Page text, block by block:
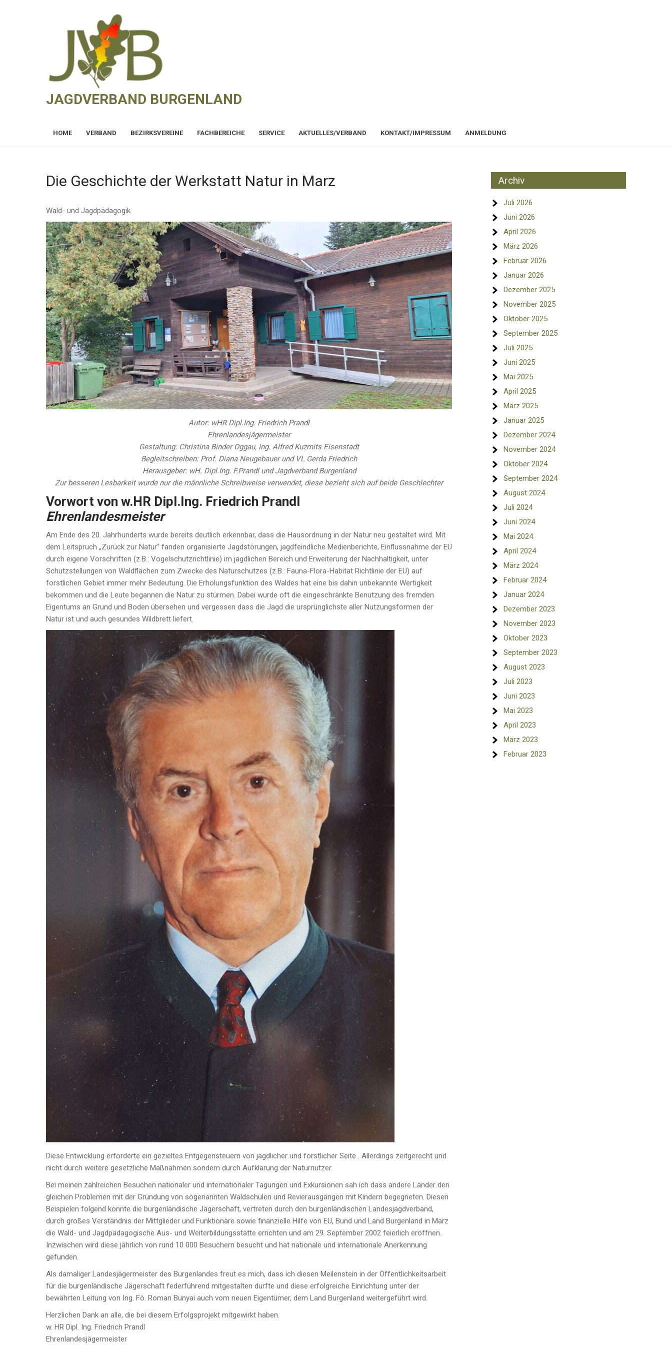
JAGDVERBAND BURGENLAND
HOME VERBAND BEZIRKSVEREINE FACHBEREICHE SERVICE AKTUELLES/VERBAND KONTAKT/IMPRESSUM ANMELDUNG
Die Geschichte der Werkstatt Natur in Marz
Wald- und Jagdpädagogik
Autor: wHR Dipl.Ing. Friedrich Prandl
Ehrenlandesjägermeister
Gestaltung: Christina Binder Oggau, Ing. Alfred Kuzmits Eisenstadt
Begleitschreiben: Prof. Diana Neugebauer und VL Gerda Friedrich
Herausgeber: wH. Dipl.Ing. F.Prandl und Jagdverband Burgenland
Zur besseren Lesbarkeit wurde nur die männliche Schreibweise verwendet, diese bezieht sich auf beide Geschlechter
Vorwort von w.HR Dipl.Ing. Friedrich Prandl
Ehrenlandesmeister
Am Ende des 20. Jahrhunderts wurde bereits deutlich erkennbar, dass die Hausordnung in der Natur neu gestaltet wird. Mit
dem Leitspruch „Zurück zur Natur“ fanden organisierte Jagdstörungen, jagdfeindliche Medienberichte, Einflussnahme der EU
durch eigene Vorschriften (z.B.: Vogelschutzrichtlinie) im jagdlichen Bereich und Erweiterung der Nachhaltigkeit, unter
Schutzstellungen von Waldflächen zum Zwecke des Naturschutzes (z.B.: Fauna-Flora-Habitat Richtlinie der EU) auf
forstlichen Gebiet immer mehr Bedeutung. Die Erholungsfunktion des Waldes hat eine bis dahin unbekannte Wertigkeit
bekommen und die Leute begannen die Natur zu stürmen. Dabei wurde oft die eingeschränkte Benutzung des fremden
Eigentums an Grund und Boden übersehen und vergessen dass die Jagd die ursprünglichste aller Nutzungsformen der
Natur ist und auch gesundes Wildbrett liefert.
Diese Entwicklung erforderte ein gezieltes Entgegensteuern von jagdlicher und forstlicher Seite . Allerdings zeitgerecht und
nicht durch weitere gesetzliche Maßnahmen sondern durch Aufklärung der Naturnutzer.
Bei meinen zahlreichen Besuchen nationaler und internationaler Tagungen und Exkursionen sah ich dass andere Länder den
gleichen Problemen mit der Gründung von sogenannten Waldschulen und Revierausgängen mit Kindern begegneten. Diesen
Beispielen folgend konnte die burgenländische Jägerschaft, vertreten durch den burgenländischen Landesjagdverband,
durch großes Verständnis der Mittglieder und Funktionäre sowie finanzielle Hilfe von EU, Bund und Land Burgenland in Marz
die Wald- und Jagdpädagogische Aus- und Weiterbildungsstätte errichten und am 29. September 2002 feierlich eröffnen.
Inzwischen wird diese jährlich von rund 10 000 Besuchern besucht und hat nationale und internationale Anerkennung
gefunden.
Als damaliger Landesjägermeister des Burgenlandes freut es mich, dass ich diesen Meilenstein in der Öffentlichkeitsarbeit
für die burgenländische Jägerschaft federführend mitgestalten durfte und diese erfolgreiche Einrichtung unter der
bewährten Leitung von Ing. Fö. Roman Bunyai auch vom neuen Eigentümer, dem Land Burgenland weitergeführt wird.
Herzlichen Dank an alle, die bei diesem Erfolgsprojekt mitgewirkt haben.
w. HR Dipl. Ing. Friedrich Prandl
Ehrenlandesjägermeister
Archiv
Juli 2026
Juni 2026
April 2026
März 2026
Februar 2026
Januar 2026
Dezember 2025
November 2025
Oktober 2025
September 2025
Juli 2025
Juni 2025
Mai 2025
April 2025
März 2025
Januar 2025
Dezember 2024
November 2024
Oktober 2024
September 2024
August 2024
Juli 2024
Juni 2024
Mai 2024
April 2024
März 2024
Februar 2024
Januar 2024
Dezember 2023
November 2023
Oktober 2023
September 2023
August 2023
Juli 2023
Juni 2023
Mai 2023
April 2023
März 2023
Februar 2023